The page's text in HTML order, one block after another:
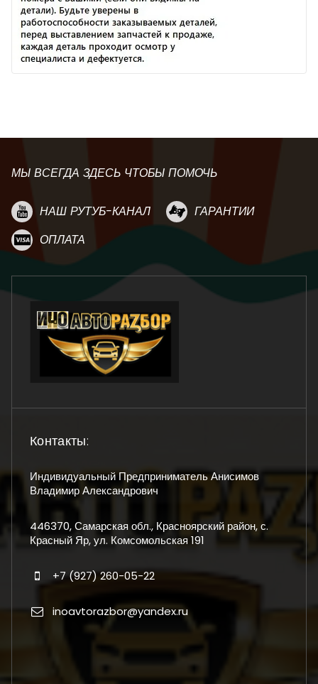
МЫ ВСЕГДА ЗДЕСЬ ЧТОБЫ ПОМОЧЬ
НАШ РУТУБ-КАНАЛ
ГАРАНТИИ
ОПЛАТА
Контакты:
Индивидуальный Предприниматель Анисимов
Владимир Александрович
446370, Самарская обл., Красноярский район, с.
Красный Яр, ул. Комсомольская 191
+7 (927) 260-05-22
inoavtorazbor@yandex.ru